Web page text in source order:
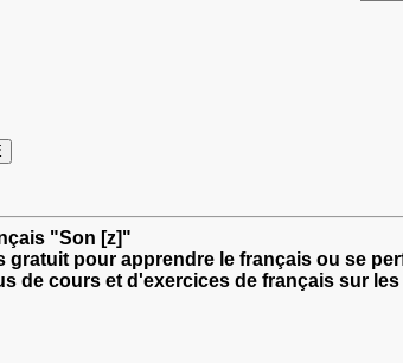
"Son [z]"
gratuit pour apprendre le français ou se
de cours et d'exercices de français sur les